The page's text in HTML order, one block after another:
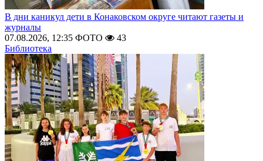
В дни каникул дети в Конаковском округе читают газеты и
журналы
07.08.2026, 12:35 ФОТО
43
Библиотека